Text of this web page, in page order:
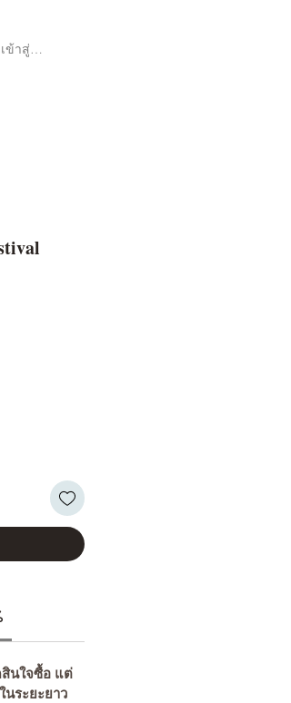
เข้าสู่ระบบ
นใจซื้อ แต่
นระยะยาว